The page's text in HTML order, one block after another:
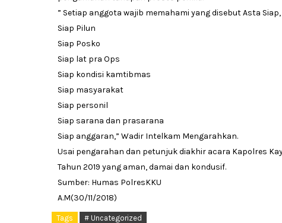
” Setiap anggota wajib memahami yang disebut Asta
Siap Pilun
Siap Posko
Siap lat pra Ops
Siap kondisi kamtibmas
Siap masyarakat
Siap personil
Siap sarana dan prasarana
Siap anggaran,” Wadir Intelkam Mengarahkan.
Usai pengarahan dan petunjuk diakhir acara Kapolres
Tahun 2019 yang aman, damai dan kondusif.
Sumber: Humas PolresKKU
A.M(30/11/2018)
Tags # Uncategorized